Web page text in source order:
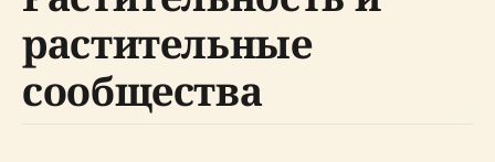
растительные
сообщества